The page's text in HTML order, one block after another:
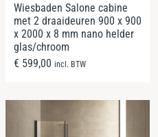
Wiesbaden Salone cabine
met 2 draaideuren 900 x 900
x 2000 x 8 mm nano helder
glas/chroom
€ 599,00 incl. BTW